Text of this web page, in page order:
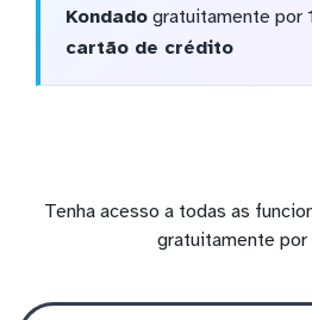
Kondadogratuitamente por
cartão de crédito
Tenha acesso a todas as
gratuitamente por